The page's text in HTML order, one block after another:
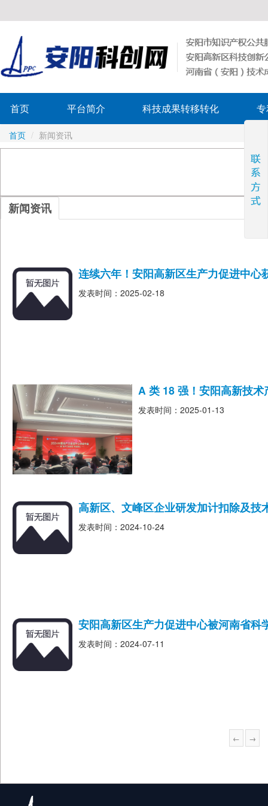
首页 平台简介 科技成果转移转化
首页 / 新闻资讯
新闻资讯
连续六年！安阳高新区生产力促进中心
发表时间：2025-02-18
A 类 18 强！安阳高新技
发表时间：2025-01-13
高新区、文峰区企业研发加计扣除及技
发表时间：2024-10-24
安阳高新区生产力促进中心被河南省科
发表时间：2024-07-11
← →